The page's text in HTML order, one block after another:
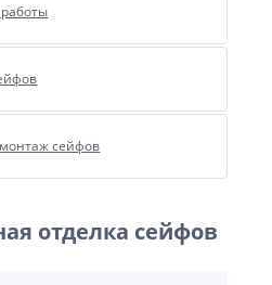
сейфов
отделка сейфов